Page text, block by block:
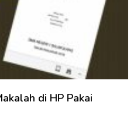
di HP Pakai